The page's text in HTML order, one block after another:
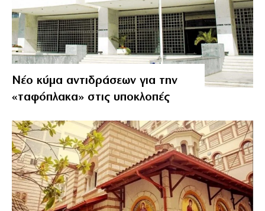
Νέο κύμα αντιδράσεων για την
«ταφόπλακα» στις υποκλοπές